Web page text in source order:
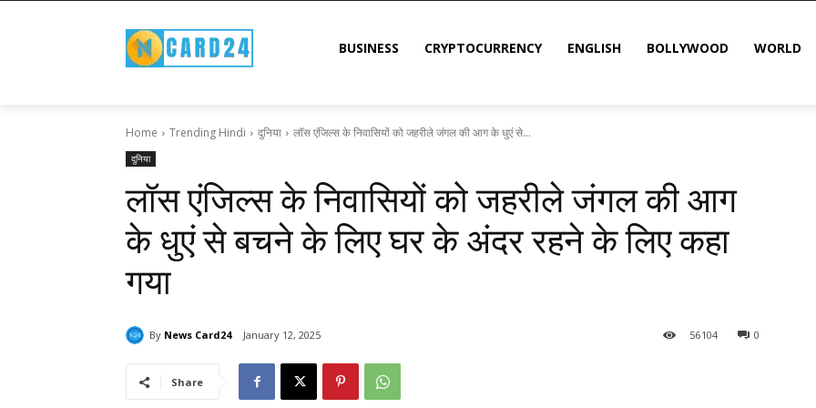
BUSINESS CRYPTOCURRENCY ENGLISH BOLLYWOOD WORLD
Home Trending Hindi दुनिया लॉस एंजिल्स के निवासियों को जहरीले जंगल की आग के धुएं से...
दुनिया
लॉस एंजिल्स के निवासियों को जहरीले जंगल की आग
के धुएं से बचने के लिए घर के अंदर रहने के लिए कहा
गया
By News Card24 January 12, 2025 0
56104
Share